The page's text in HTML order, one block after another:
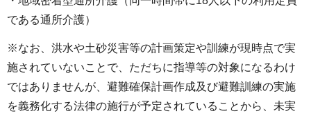
である通所介護）
※なお、洪水や土砂災害等の計画策定や訓練が現時点で実
施されていないことで、ただちに指導等の対象になるわけ
ではありませんが、避難確保計画作成及び避難訓練の実施
を義務化する法律の施行が予定されていることから、未実